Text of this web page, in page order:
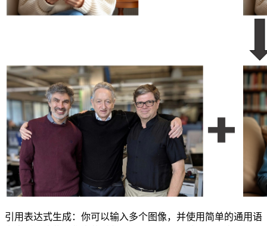
引用表达式生成：你可以输入多个图像，并使用简单的通用语